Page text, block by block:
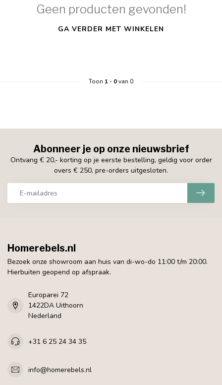
Geen producten gevonden!
GA VERDER MET WINKELEN
Toon 1- 0van 0
Abonneer je op onze nieuwsbrief
Ontvang € 20,- korting op je eerste bestelling, geldig voor order
overs € 250, pre-orders uitgesloten.
Homerebels.nl
Bezoek onze showroom aan huis van di-wo-do 11:00 t/m 20:00.
Hierbuiten geopend op afspraak.
Europarei 72
1422DA Uithoorn
Nederland
+31 6 25 24 34 35
info@homerebels.nl